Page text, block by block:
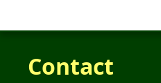
Contact